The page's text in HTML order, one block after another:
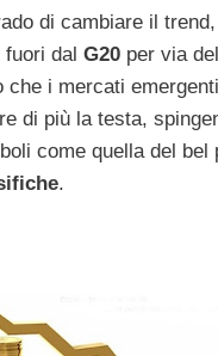
di cambiare il trend,
fuori dal G20 per via del
che i mercati
di più la testa,
come quella del bel
.